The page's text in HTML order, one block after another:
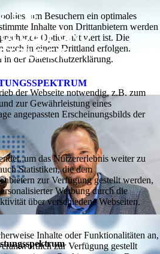
um Besuchern ein optimales
Inhalte von Drittanbietern werden
Option aktiviert ist. Die
auch in einem Drittland erfolgen.
der Datenschutzerklärung.
der Webseite notwendig, z.B. zum
zur Gewährleistung eines
angepassten Erscheinungsbilds der
um das Nutzererlebnis weiter zu
Statistiken, die dem
zur Verfügung gestellt werden,
Werbung durch die
über verschiedene Webseiten.
Inhalte oder Funktionalitäten an,
zur Verfügung gestellt